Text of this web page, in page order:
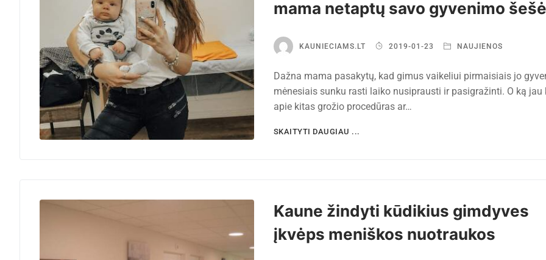
mama netaptų savo gyvenimo
KAUNIECIAMS.LT 2019-01-23 NAUJIENOS
Dažna mama pasakytų, kad gimus vaikeliui pirmaisiais jo
mėnesiais sunku rasti laiko nusiprausti ir pasigražinti. O ką jau
apie kitas grožio procedūras ar…
SKAITYTI DAUGIAU ...
Kaune žindyti kūdikius gimdyves
įkvėps meniškos nuotraukos